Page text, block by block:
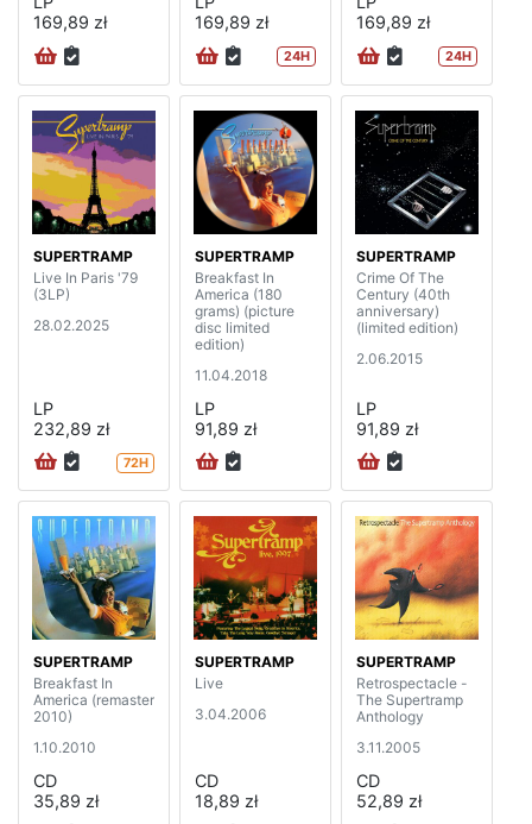
169,89 zł
169,89 zł
24H
169,89 zł
24H
SUPERTRAMP
Live In Paris '79
(3LP)
28.02.2025
LP
232,89 zł
72H
SUPERTRAMP
Breakfast In
America (180
grams) (picture
disc limited
edition)
11.04.2018
LP
91,89 zł
SUPERTRAMP
Crime Of The
Century (40th
anniversary)
(limited edition)
2.06.2015
LP
91,89 zł
SUPERTRAMP
Breakfast In
America (remaster
2010)
1.10.2010
CD
35,89 zł
SUPERTRAMP
Live
3.04.2006
CD
18,89 zł
SUPERTRAMP
Retrospectacle -
The Supertramp
Anthology
3.11.2005
CD
52,89 zł